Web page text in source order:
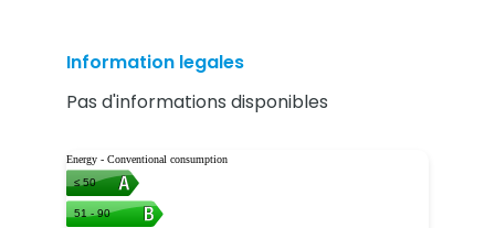
Information legales
Pas d'informations disponibles